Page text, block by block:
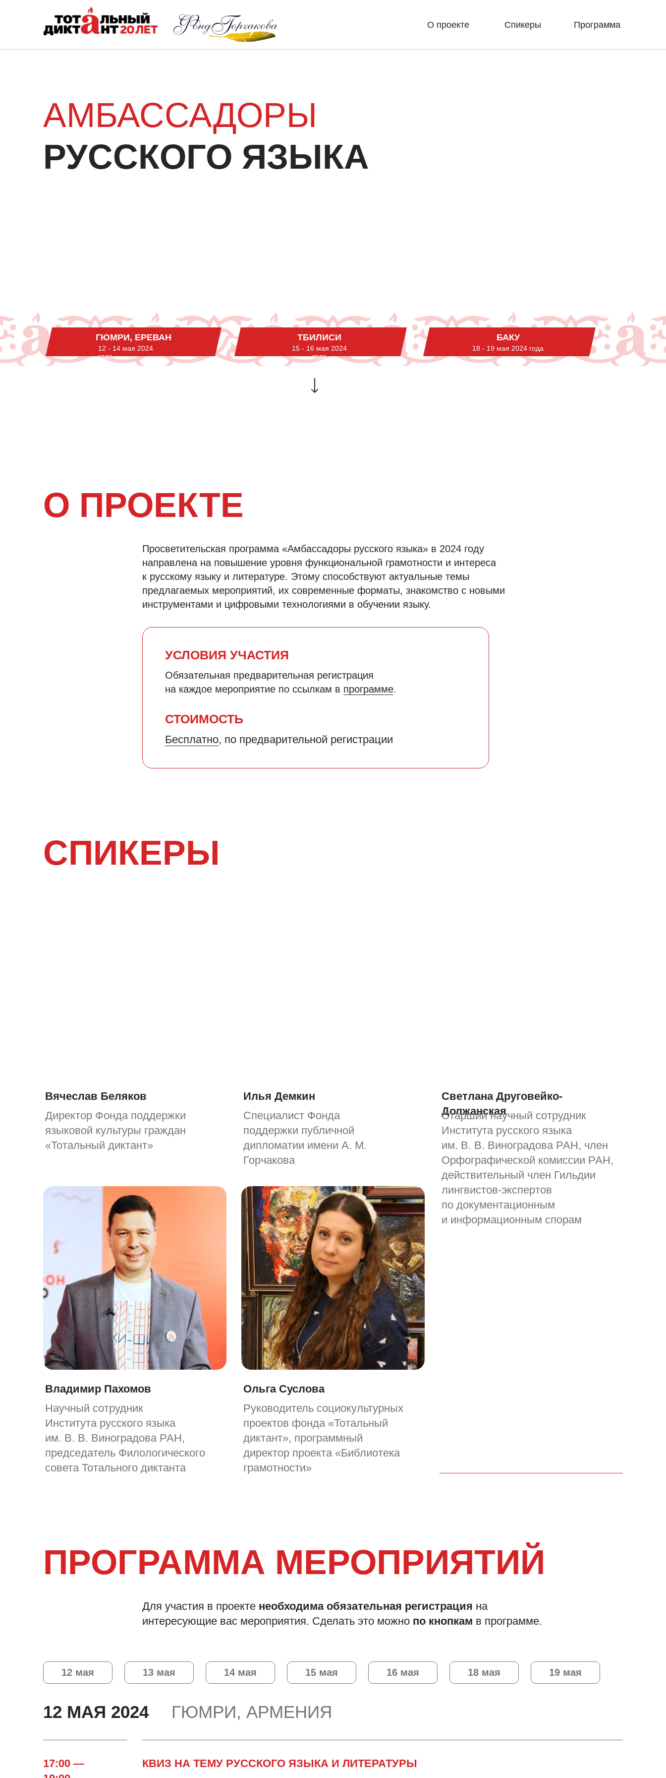
О проекте Спикеры Программа
ГЮМРИ, ЕРЕВАН
12 - 14 мая 2024
года
ТБИЛИСИ
15 - 16 мая 2024
года
АМБАССАДОРЫ
РУССКОГО ЯЗЫКА
БАКУ
18 - 19 мая 2024 года
О ПРОЕКТЕ
Просветительская программа «Амбассадоры русского языка» в 2024 году
направлена на повышение уровня функциональной грамотности и интереса
к русскому языку и литературе. Этому способствуют актуальные темы
предлагаемых мероприятий, их современные форматы, знакомство с новыми
инструментами и цифровыми технологиями в обучении языку.
Обязательная предварительная регистрация
на каждое мероприятие по ссылкам в программе.
Бесплатно, по предварительной регистрации
УСЛОВИЯ УЧАСТИЯ
СТОИМОСТЬ
СПИКЕРЫ
Светлана Друговейко-
Должанская
Старший научный сотрудник
Института русского языка
им. В. В. Виноградова РАН, член
Орфографической комиссии РАН,
действительный член Гильдии
лингвистов-экспертов
по документационным
и информационным спорам
Вячеслав Беляков
Директор Фонда поддержки
языковой культуры граждан
«Тотальный диктант»
Владимир Пахомов
Научный сотрудник
Института русского языка
им. В. В. Виноградова РАН,
председатель Филологического
совета Тотального диктанта
Илья Демкин
Специалист Фонда
поддержки публичной
дипломатии имени А. М.
Горчакова
Ольга Суслова
Руководитель социокультурных
проектов фонда «Тотальный
диктант», программный
директор проекта «Библиотека
грамотности»
ПРОГРАММА МЕРОПРИЯТИЙ
Для участия в проекте необходима обязательная регистрация на
интересующие вас мероприятия. Сделать это можно по кнопкам в программе.
12 мая 13 мая 14 мая 15 мая 16 мая 18 мая 19 мая
12 МАЯ 2024 ГЮМРИ, АРМЕНИЯ
17:00 —
КВИЗ НА ТЕМУ РУССКОГО ЯЗЫКА И ЛИТЕРАТУРЫ